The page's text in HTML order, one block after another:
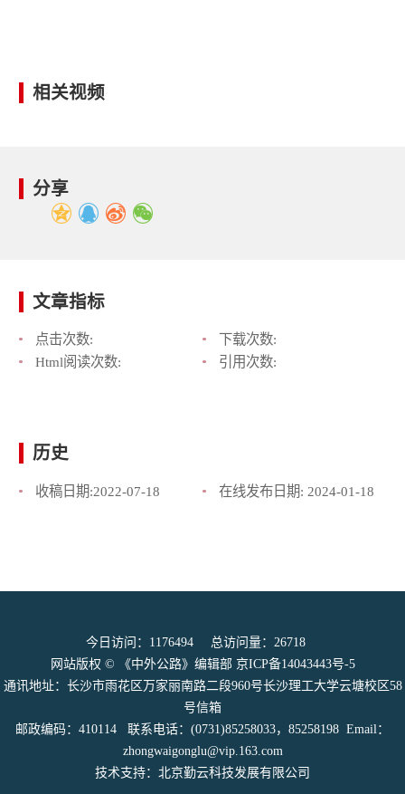
相关视频
分享
文章指标
点击次数:
下载次数:
Html阅读次数:
引用次数:
历史
收稿日期:2022-07-18 在线发布日期: 2024-01-18
今日访问： 1176494 总访问量： 26718
网站版权 © 《中外公路》编辑部 京ICP备14043443号-5
通讯地址：长沙市雨花区万家丽南路二段960号长沙理工大学云塘校区58
号信箱
邮政编码：410114 联系电话：(0731)85258033，85258198 Email：
zhongwaigonglu@vip.163.com
技术支持：北京勤云科技发展有限公司